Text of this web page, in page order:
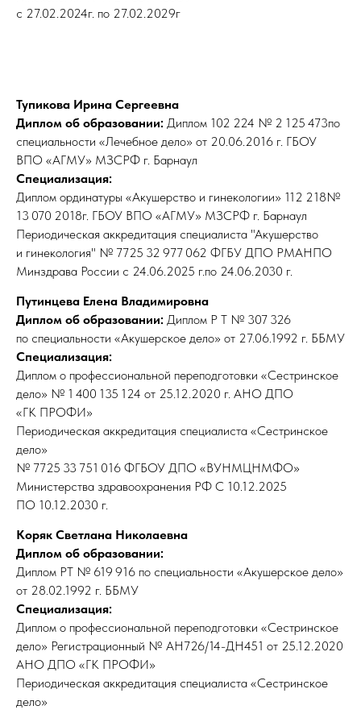
с 27.02.2024г. по 27.02.2029г
Тупикова Ирина Сергеевна
Диплом об образовании: Диплом 102 224 № 2 125 473по
специальности «Лечебное дело» от 20.06.2016 г. ГБОУ
ВПО «АГМУ» МЗСРФ г. Барнаул
Специализация:
Диплом ординатуры «Акушерство и гинекологии» 112 218№
13 070 2018г. ГБОУ ВПО «АГМУ» МЗСРФ г. Барнаул
Периодическая аккредитация специалиста "Акушерство
и гинекология" № 7725 32 977 062 ФГБУ ДПО РМАНПО
Минздрава России с 24.06.2025 г.по 24.06.2030 г.
Путинцева Елена Владимировна
Диплом об образовании: Диплом Р Т № 307 326
по специальности «Акушерское дело» от 27.06.1992 г. ББМУ
Специализация:
Диплом о профессиональной переподготовки «Сестринское
дело» № 1 400 135 124 от 25.12.2020 г. АНО ДПО
«ГК ПРОФИ»
Периодическая аккредитация специалиста «Сестринское
дело»
№ 7725 33 751 016 ФГБОУ ДПО «ВУНМЦНМФО»
Министерства здравоохранения РФ С 10.12.2025
ПО 10.12.2030 г.
Коряк Светлана Николаевна
Диплом об образовании:
Диплом РТ № 619 916 по специальности «Акушерское дело»
от 28.02.1992 г. ББМУ
Специализация:
Диплом о профессиональной переподготовки «Сестринское
дело» Регистрационный № АН726/14-ДН451 от 25.12.2020
АНО ДПО «ГК ПРОФИ»
Периодическая аккредитация специалиста «Сестринское
дело»